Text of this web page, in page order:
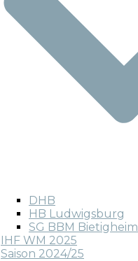
DHB
HB Ludwigsburg
SG BBM Bietigheim
IHF WM 2025
Saison 2024/25